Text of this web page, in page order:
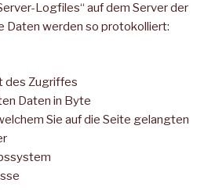
Logfiles“ auf dem Server der
Daten werden so protokolliert:
des Zugriffes
Daten in Byte
Sie auf die Seite gelangten